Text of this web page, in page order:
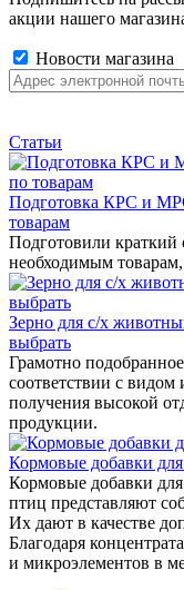
акции нашего
Новости магазина
Статьи
Подготовка КРС и
товарам
Подготовили краткий
необходимым
Зерно для с/х
выбрать
Грамотно
соответствии с видом
получения высокой
продукции.
Кормовые добавки
Кормовые добавки
птиц представляют
Их дают в качестве
Благодаря
и микроэлементов в